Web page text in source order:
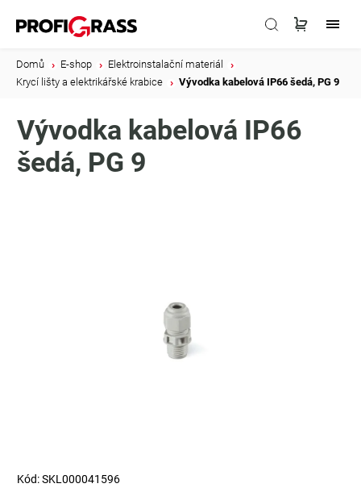
Domů E-shop Elektroinstalační materiál
Krycí lišty a elektrikářské krabice
Vývodka kabelová IP66 šedá, PG 9
Vývodka kabelová IP66
šedá, PG 9
Kód:SKL000041596